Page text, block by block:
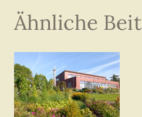
Ähnliche